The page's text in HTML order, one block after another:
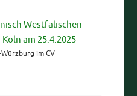
Westfälischen
am 25.4.2025
im CV